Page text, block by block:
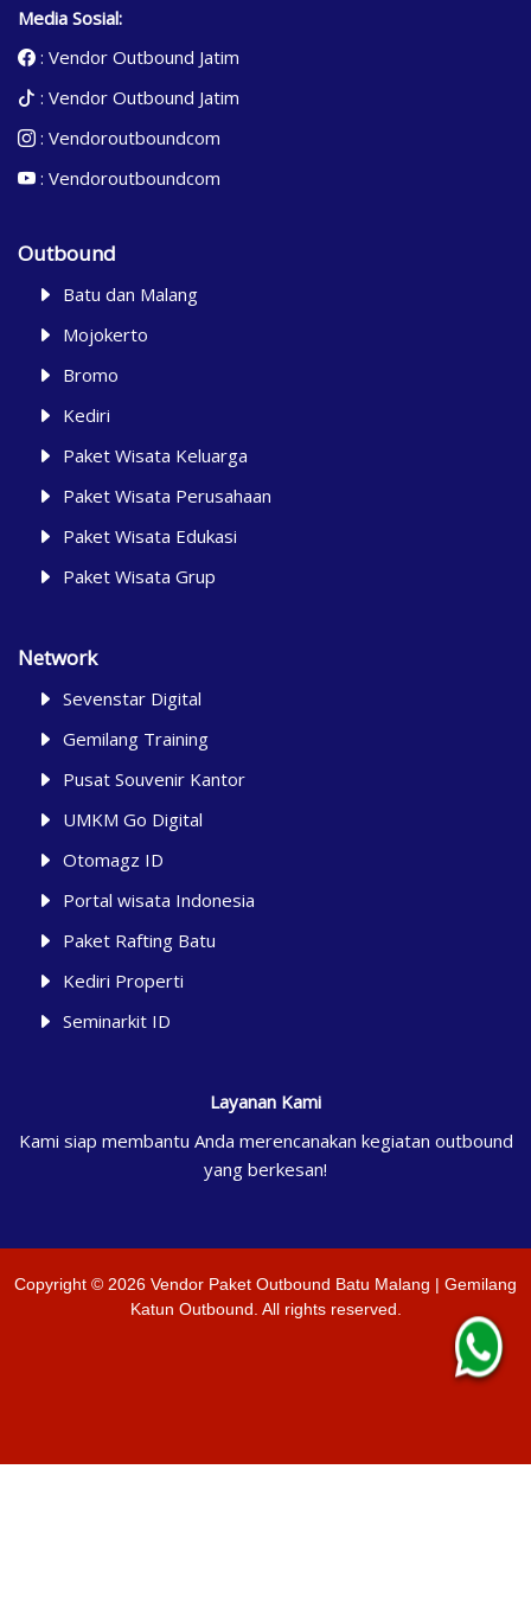
Media Sosial:
: Vendor Outbound Jatim
: Vendor Outbound Jatim
: Vendoroutboundcom
: Vendoroutboundcom
Outbound
Batu dan Malang
Mojokerto
Bromo
Kediri
Paket Wisata Keluarga
Paket Wisata Perusahaan
Paket Wisata Edukasi
Paket Wisata Grup
Network
Sevenstar Digital
Gemilang Training
Pusat Souvenir Kantor
UMKM Go Digital
Otomagz ID
Portal wisata Indonesia
Paket Rafting Batu
Kediri Properti
Seminarkit ID
Layanan Kami
Kami siap membantu Anda merencanakan kegiatan outbound
yang berkesan!
Copyright © 2026 Vendor Paket Outbound Batu Malang | Gemilang
Katun Outbound . All rights reserved.